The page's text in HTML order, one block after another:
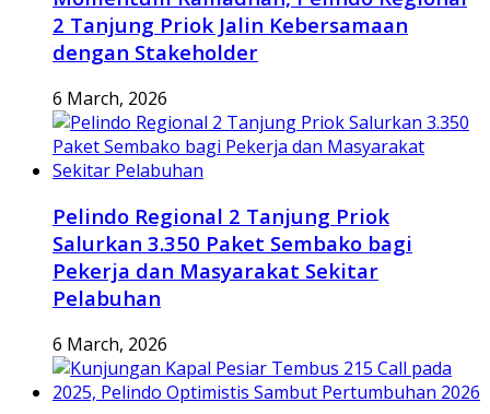
2 Tanjung Priok Jalin Kebersamaan
dengan Stakeholder
6 March, 2026
Pelindo Regional 2 Tanjung Priok
Salurkan 3.350 Paket Sembako bagi
Pekerja dan Masyarakat Sekitar
Pelabuhan
6 March, 2026